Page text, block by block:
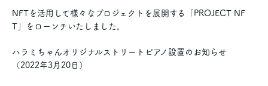
NFTを活用して様々なプロジェクトを展開する「PROJECT NF
T」をローンチいたしました。
ハラミちゃんオリジナルストリートピアノ設置のお知らせ
（2022年3月20日）